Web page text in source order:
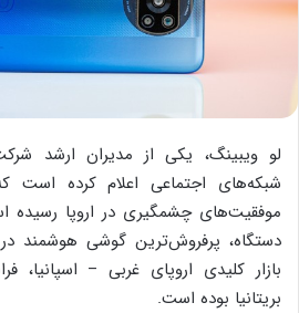
لو ویبینگ، یکی از مدیران ارشد
موفقیت‌های چشمگیری در اروپا رسیده
دستگاه، پرفروش‌ترین گوشی هوشمند
بازار کلیدی اروپای غربی – اسپانیا،
بریتانیا بوده است.